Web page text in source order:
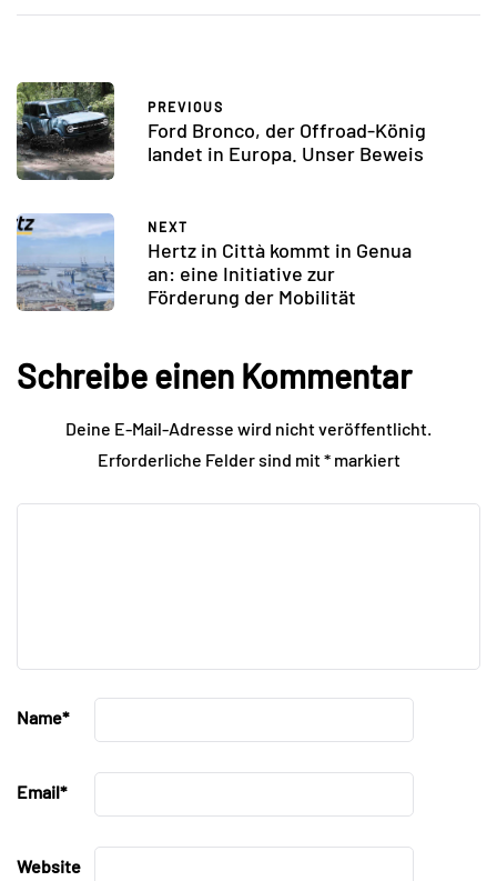
PREVIOUS
Ford Bronco, der Offroad-König
landet in Europa. Unser Beweis
NEXT
Hertz in Città kommt in Genua
an: eine Initiative zur
Förderung der Mobilität
Schreibe einen Kommentar
Deine E-Mail-Adresse wird nicht veröffentlicht.
Erforderliche Felder sind mit*markiert
Name*
Email*
Website